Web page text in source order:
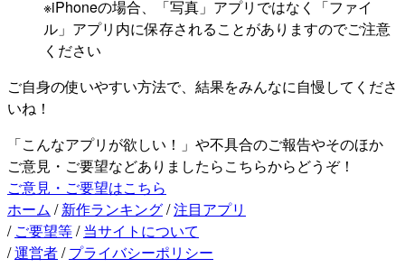
※iPhoneの場合、「写真」アプリではなく「ファイ
ル」アプリ内に保存されることがありますのでご注意
ください
ご自身の使いやすい方法で、結果をみんなに自慢してくださ
いね！
「こんなアプリが欲しい！」や不具合のご報告やそのほか
ご意見・ご要望などありましたらこちらからどうぞ！
ご意見・ご要望はこちら
ホーム / 新作ランキング/注目アプリ
/ ご要望等/ 当サイトについて
/運営者/ プライバシーポリシー